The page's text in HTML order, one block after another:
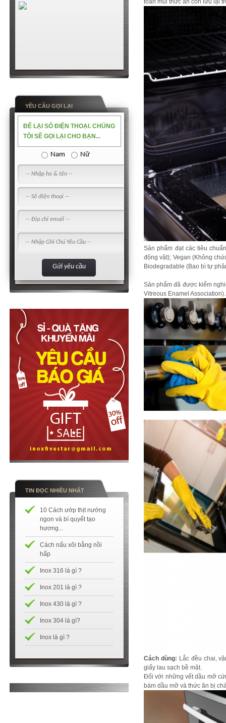
YỀU CẦU GỌI LẠI
ĐỂ LẠI SỐ ĐIỆN THOẠI. CHÚNG
TÔI SẼ GỌI LẠI CHO BẠN...
Nam Nữ
TIN ĐỌC NHIỀU NHẤT
10 Cách ướp thịt nướng
ngon và bí quyết tạo
hương...
Cách nấu xôi bằng nồi
hấp
Inox 316 là gì ?
Inox 201 là gì ?
Inox 430 là gì ?
Inox 304 là gì?
Inox là gì ?
toàn mùi thức ăn còn lưu lại
Sản phẩm đạt các tiêu
động vật); Vegan (Không
Biodegradable (Bao bì tự
Sản phẩm đã được kiểm
Vitreous Enamel Association).
Cách dùng: Lắc đều chai,
giấy lau sạch bề mặt.
Đối với những vết dầu mỡ
bám dầu mỡ và thức ăn bị